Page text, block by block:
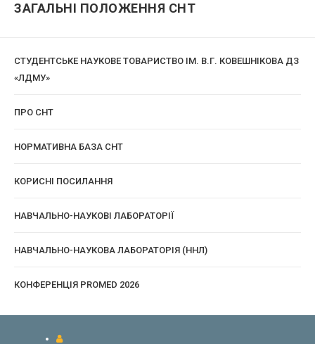
ЗАГАЛЬНІ ПОЛОЖЕННЯ СНТ
СТУДЕНТСЬКЕ НАУКОВЕ ТОВАРИСТВО ІМ. В.Г. КОВЕШНІКОВА ДЗ
«ЛДМУ»
ПРО СНТ
НОРМАТИВНА БАЗА СНТ
КОРИСНІ ПОСИЛАННЯ
НАВЧАЛЬНО-НАУКОВІ ЛАБОРАТОРІЇ
НАВЧАЛЬНО-НАУКОВА ЛАБОРАТОРІЯ (ННЛ)
КОНФЕРЕНЦІЯ PROMED 2026